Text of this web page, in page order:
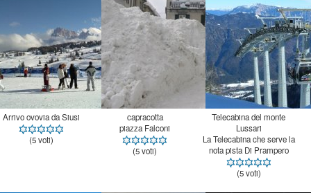
Arrivo ovovia da Siusi
(5 voti)
capracotta
piazza Falconi
(5 voti)
Telecabina del monte
Lussari
La Telecabina che serve la
nota pista Di Prampero
(5 voti)